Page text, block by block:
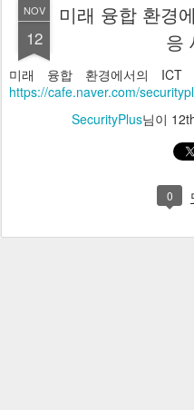
NOV
12
미래 융합 환경
응
미래 융합 환경에서의
https://cafe.naver.com/
SecurityPlus님이
0